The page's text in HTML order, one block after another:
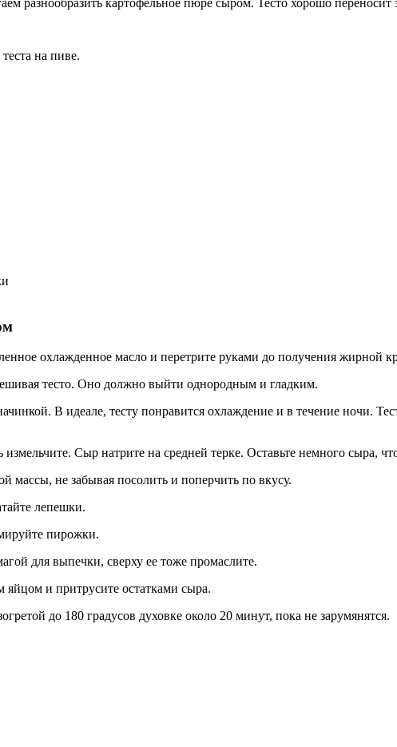
на пиве.
охлажденное масло и перетрите руками до получения жирной
тесто. Оно должно выйти однородным и гладким.
В идеале, тесту понравится охлаждение и в течение ночи.
Сыр натрите на средней терке. Оставьте немного сыра,
массы, не забывая посолить и поперчить по вкусу.
лепешки.
пирожки.
для выпечки, сверху ее тоже промаслите.
и притрусите остатками сыра.
до 180 градусов духовке около 20 минут, пока не зарумянятся.